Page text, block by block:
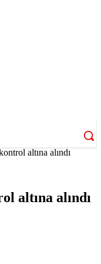
altına alındı
altına alındı